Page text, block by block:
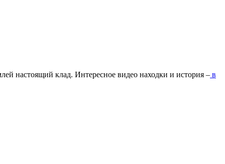
настоящий клад. Интересное видео находки и история – в